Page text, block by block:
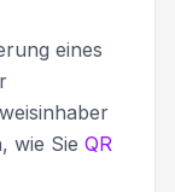
eines
wie Sie QR